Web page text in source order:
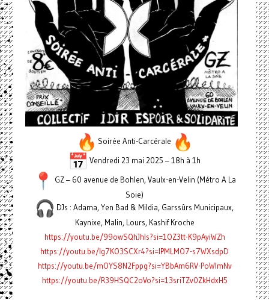
Soirée Anti-Carcérale
Vendredi 23 mai 2025 – 18h à 1h
GZ – 60 avenue de Bohlen, Vaulx-en-Velin (Métro A La
Soie)
DJs : Adama, Yen Bad & Mildia, Garssûrs Municipaux,
Kaynixe, Malin, Lours, Kashif Kroche
https://youtu.be/99owSQhJhls?si=1OZ3tt-K9pAyiWZh
https://youtu.be/Ig7KO3SCXr4?si=lPMLMO7-s7WXsdpD
https://youtu.be/mOYS8N2Fppg?si=YBbAm6RV-PoWImNv
https://youtu.be/R39HSQC2oVo?si=13sriTZv0ZkHdxH5